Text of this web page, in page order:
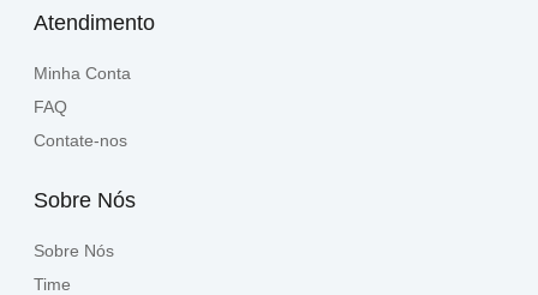
Atendimento
Minha Conta
FAQ
Contate-nos
Sobre Nós
Sobre Nós
Time